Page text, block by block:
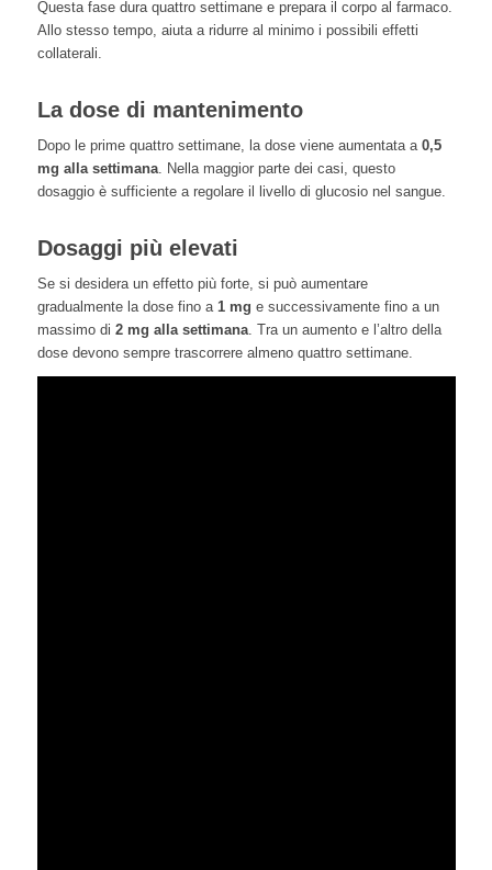
Questa fase dura quattro settimane e prepara il corpo al farmaco.
Allo stesso tempo, aiuta a ridurre al minimo i possibili effetti
collaterali.
La dose di mantenimento
Dopo le prime quattro settimane, la dose viene aumentata a 0,5
mg alla settimana. Nella maggior parte dei casi, questo
dosaggio è sufficiente a regolare il livello di glucosio nel sangue.
Dosaggi più elevati
Se si desidera un effetto più forte, si può aumentare
gradualmente la dose fino a 1 mg e successivamente fino a un
massimo di 2 mg alla settimana. Tra un aumento e l’altro della
dose devono sempre trascorrere almeno quattro settimane.